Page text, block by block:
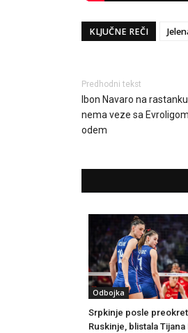
KLJUČNE REČI
Predhodni tekst
Ibon Navaro na
nema veze sa
odem
Odbojka
Srpkinje posle
Ruskinje, blistala